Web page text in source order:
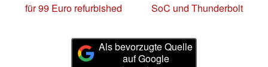
für 99 Euro refurbished
SoC und Thunderbolt
Als bevorzugte Quelle
auf Google